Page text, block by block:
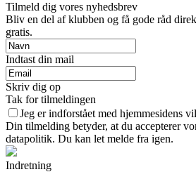
Tilmeld dig vores nyhedsbrev
Bliv en del af klubben og få gode råd
gratis.
Indtast din mail
Skriv dig op
Tak for tilmeldingen
Jeg er indforstået med hjemmesidens
Din tilmelding betyder, at du accepterer
datapolitik. Du kan let melde fra igen.
Indretning